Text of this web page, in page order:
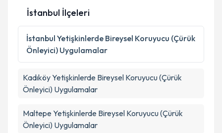
İstanbul İlçeleri
İstanbul Yetişkinlerde Bireysel Koruyucu (Çürük
Önleyici) Uygulamalar
KadıköyYetişkinlerde Bireysel Koruyucu (Çürük
Önleyici) Uygulamalar
Maltepe Yetişkinlerde Bireysel Koruyucu (Çürük
Önleyici) Uygulamalar